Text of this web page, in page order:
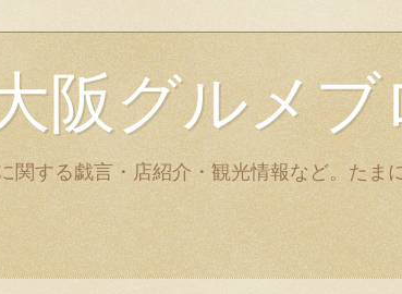
阪グルメ
関する戯言・店紹介・観光情報など。たま